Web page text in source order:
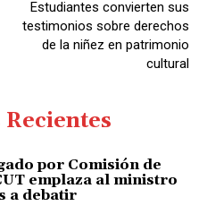
Estudiantes convierten sus
testimonios sobre derechos
de la niñez en patrimonio
cultural
por Comisión de
emplaza al ministro
a debatir